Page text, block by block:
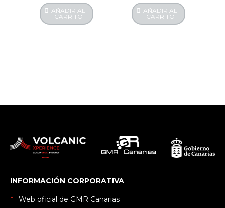
AÑADIR AL
CARRITO
AÑADIR AL
CARRITO
INFORMACIÓN CORPORATIVA
Web oficial de GMR Canarias